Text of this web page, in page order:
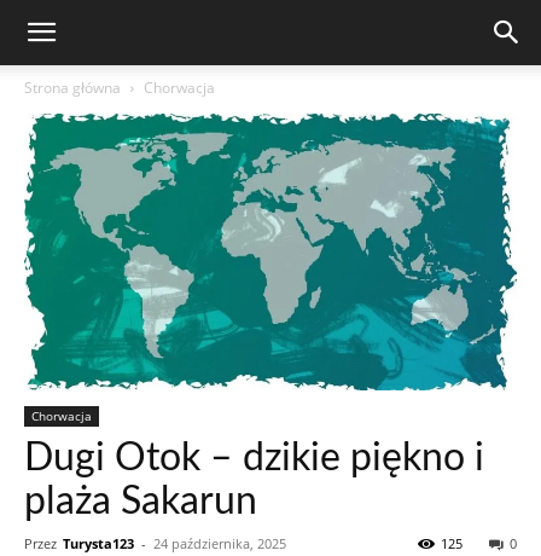
Strona główna Chorwacja
Chorwacja
Dugi Otok – dzikie piękno i
plaża Sakarun
Przez Turysta123 - 24 października, 2025 0
125